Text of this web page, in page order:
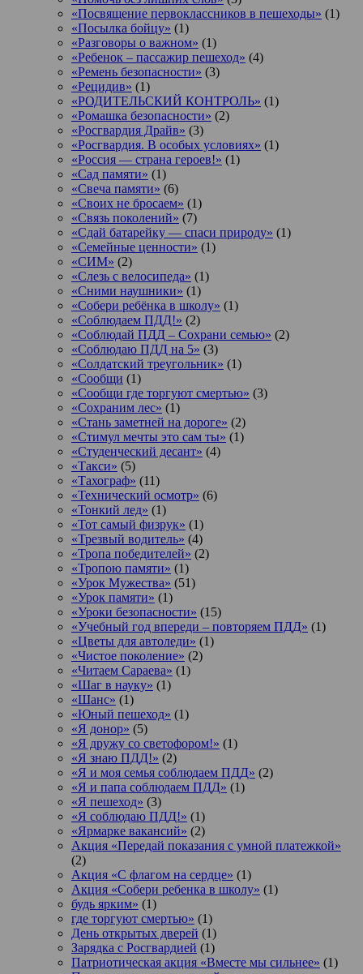
«Посвящение первоклассников в пешеходы» (1)
«Посылка бойцу» (1)
«Разговоры о важном» (1)
«Ребенок – пассажир пешеход» (4)
«Ремень безопасности» (3)
«Рецидив» (1)
«РОДИТЕЛЬСКИЙ КОНТРОЛЬ» (1)
«Ромашка безопасности» (2)
«Росгвардия Драйв» (3)
«Росгвардия. В особых условиях» (1)
«Россия — страна героев!» (1)
«Сад памяти» (1)
«Свеча памяти» (6)
«Своих не бросаем» (1)
«Связь поколений» (7)
«Сдай батарейку — спаси природу» (1)
«Семейные ценности» (1)
«СИМ» (2)
«Слезь с велосипеда» (1)
«Сними наушники» (1)
«Собери ребёнка в школу» (1)
«Соблюдаем ПДД!» (2)
«Соблюдай ПДД – Сохрани семью» (2)
«Соблюдаю ПДД на 5» (3)
«Солдатский треугольник» (1)
«Сообщи (1)
«Сообщи где торгуют смертью» (3)
«Сохраним лес» (1)
«Стань заметней на дороге» (2)
«Стимул мечты это сам ты» (1)
«Студенческий десант» (4)
«Такси» (5)
«Тахограф» (11)
«Технический осмотр» (6)
«Тонкий лед» (1)
«Тот самый физрук» (1)
«Трезвый водитель» (4)
«Тропа победителей» (2)
«Тропою памяти» (1)
«Урок Мужества» (51)
«Урок памяти» (1)
«Уроки безопасности» (15)
«Учебный год впереди – повторяем ПДД» (1)
«Цветы для автоледи» (1)
«Чистое поколение» (2)
«Читаем Сараева» (1)
«Шаг в науку» (1)
«Шанс» (1)
«Юный пешеход» (1)
«Я донор» (5)
«Я дружу со светофором!» (1)
«Я знаю ПДД!» (2)
«Я и моя семья соблюдаем ПДД» (2)
«Я и папа соблюдаем ПДД» (1)
«Я пешеход» (3)
«Я соблюдаю ПДД!» (1)
«Ярмарке вакансий» (2)
Акция «Передай показания с умной платежкой»
(2)
Акция «С флагом на сердце» (1)
Акция «Собери ребенка в школу» (1)
будь ярким» (1)
где торгуют смертью» (1)
День открытых дверей (1)
Зарядка с Росгвардией (1)
Патриотическая акция «Вместе мы сильнее» (1)